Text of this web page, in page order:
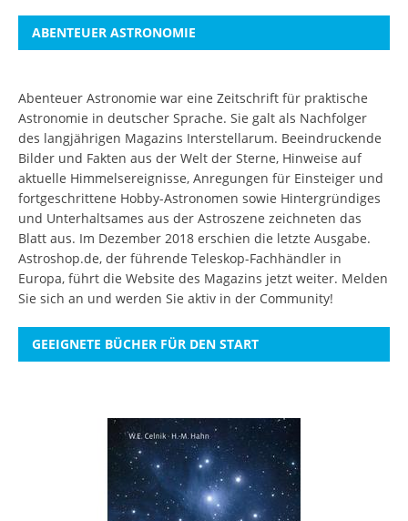
ABENTEUER ASTRONOMIE
Abenteuer Astronomie war eine Zeitschrift für praktische
Astronomie in deutscher Sprache. Sie galt als Nachfolger
des langjährigen Magazins Interstellarum. Beeindruckende
Bilder und Fakten aus der Welt der Sterne, Hinweise auf
aktuelle Himmelsereignisse, Anregungen für Einsteiger und
fortgeschrittene Hobby-Astronomen sowie Hintergründiges
und Unterhaltsames aus der Astroszene zeichneten das
Blatt aus. Im Dezember 2018 erschien die letzte Ausgabe.
Astroshop.de, der führende Teleskop-Fachhändler in
Europa, führt die Website des Magazins jetzt weiter. Melden
Sie sich an und werden Sie aktiv in der Community!
GEEIGNETE BÜCHER FÜR DEN START